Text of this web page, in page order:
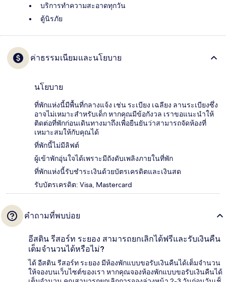
บริการทำความสะอาดทุกวัน
ตู้นิรภัย
ค่าธรรมเนียมและนโยบาย
นโยบาย
ที่พักแห่งนี้มีพื้นที่กลางแจ้ง เช่น ระเบียง เฉลียง ลานระเบียงซึ่ง
อาจไม่เหมาะสำหรับเด็ก หากคุณมีข้อกังวล เราขอแนะนำให้
ติดต่อที่พักก่อนเดินทางมาถึงเพื่อยืนยันว่าสามารถจัดห้องที่
เหมาะสมให้กับคุณได้
ที่พักนี้ไม่มีลิฟต์
ผู้เข้าพักอุ่นใจได้เพราะมีถังดับเพลิงภายในที่พัก
ที่พักแห่งนี้รับชำระเงินด้วยบัตรเครดิตและเงินสด
รับบัตรเครดิต: Visa, Mastercard
คำถามที่พบบ่อย
อีสติน รีสอร์ท ระยอง สามารถยกเลิกได้ฟรีและรับเงินคืน
เต็มจำนวนได้หรือไม่?
ได้ อีสติน รีสอร์ท ระยอง มีห้องพักแบบขอรับเงินคืนได้เต็มจำนวน
ให้จองบนเว็บไซต์ของเรา หากคุณจองห้องพักแบบขอรับเงินคืนได้